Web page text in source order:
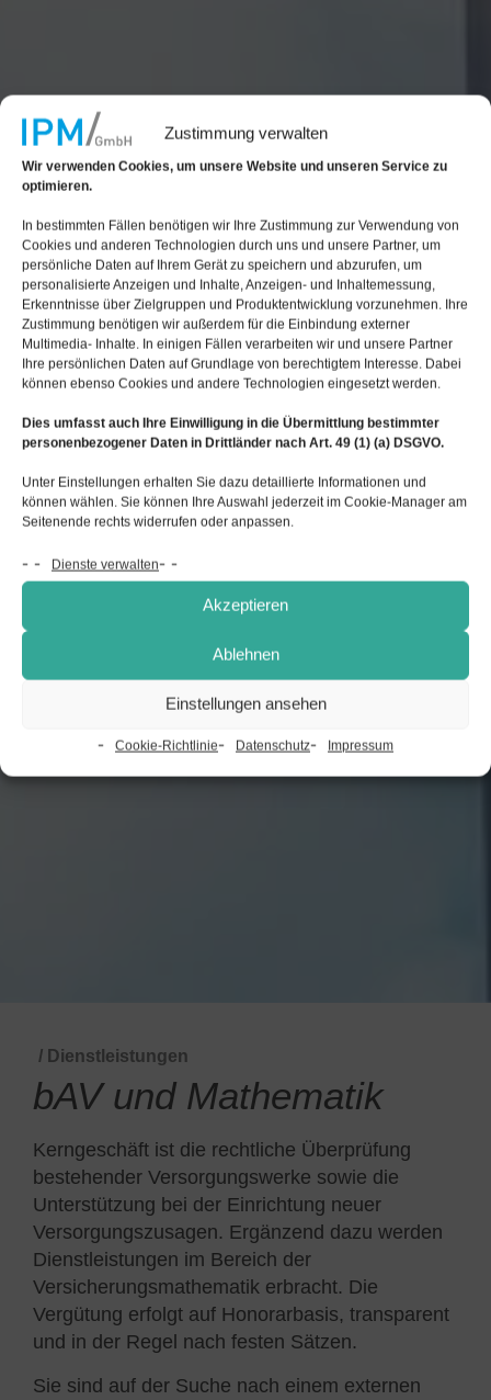
Zustimmung verwalten
Wir verwenden Cookies, um unsere Website und unseren Service zu
optimieren.
In bestimmten Fällen benötigen wir Ihre Zustimmung zur Verwendung von
Cookies und anderen Technologien durch uns und unsere Partner, um
persönliche Daten auf Ihrem Gerät zu speichern und abzurufen, um
personalisierte Anzeigen und Inhalte, Anzeigen- und Inhaltemessung,
Erkenntnisse über Zielgruppen und Produktentwicklung vorzunehmen. Ihre
Zustimmung benötigen wir außerdem für die Einbindung externer
Multimedia- Inhalte. In einigen Fällen verarbeiten wir und unsere Partner
Ihre persönlichen Daten auf Grundlage von berechtigtem Interesse. Dabei
können ebenso Cookies und andere Technologien eingesetzt werden.
Dies umfasst auch Ihre Einwilligung in die Übermittlung bestimmter
personenbezogener Daten in Drittländer nach Art. 49 (1) (a) DSGVO.
Unter Einstellungen erhalten Sie dazu detaillierte Informationen und
können wählen. Sie können Ihre Auswahl jederzeit im Cookie-Manager am
Seitenende rechts widerrufen oder anpassen.
Dienste verwalten
Akzeptieren
Ablehnen
Einstellungen ansehen
Cookie-Richtlinie Datenschutz Impressum
/ Dienstleistungen
bAV und Mathematik
Kerngeschäft ist die rechtliche Überprüfung
bestehender Versorgungswerke sowie die
Unterstützung bei der Einrichtung neuer
Versorgungszusagen. Ergänzend dazu werden
Dienstleistungen im Bereich der
Versicherungsmathematik erbracht. Die
Vergütung erfolgt auf Honorarbasis, transparent
und in der Regel nach festen Sätzen.
Sie sind auf der Suche nach einem externen